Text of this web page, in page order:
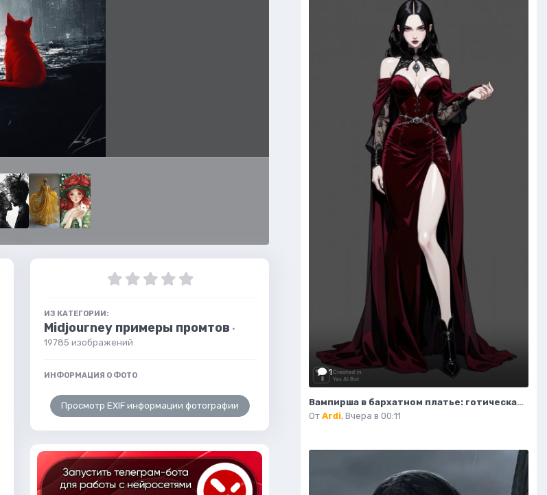
ИЗ КАТЕГОРИИ:
Midjourney примеры промтов ·
19785 изображений
ИНФОРМАЦИЯ О ФОТО
Просмотр EXIF информации фотографии
1
Вампирша в бархатном платье: готическая элегантность и таинственная красота ночи. Изображение из нейросети Flux Ai
От Ardi, Вчера в 00:11